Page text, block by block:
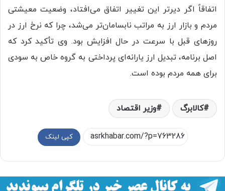
اتفاقاً اگر دیرتر این تغییر اتفاق می‌افتاد، وضعیت معیشتی
مردم و بازار ارز به مراتب نابسامان‌تر می‌شد، چرا که نرخ ارز در
روزهای قبل با سرعت در حال افزایش بود. وی تأکید کرد که
اصل برنامه، تبدیل ارز یارانه‌ای پرداختی به گروه خاص به سودی
برای همه مردم بوده است.
کالابرگ وزیر اقتصاد
کپی لینک